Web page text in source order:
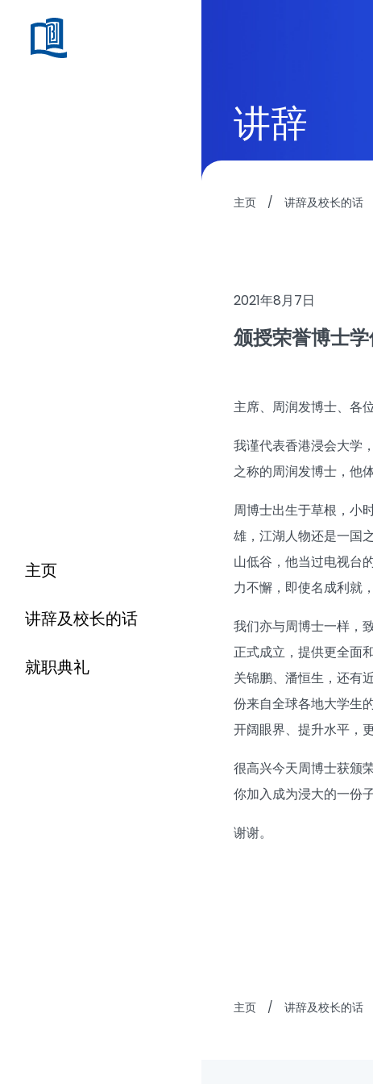
主页
讲辞及校长的话
就职典礼
讲辞
主页 / 讲辞及校长的话
2021年8月7日
颁授荣誉博士
主席、周润发博士、各
我谨代表香港浸会大学
之称的周润发博士，他
周博士出生于草根，小
雄，江湖人物还是一国
山低谷，他当过电视台
力不懈，即使名成利就
我们亦与周博士一样，
正式成立，提供更全面
关锦鹏、潘恒生，还有
份来自全球各地大学生
开阔眼界、提升水平，
很高兴今天周博士获颁
你加入成为浸大的一份子
谢谢。
主页 / 讲辞及校长的话